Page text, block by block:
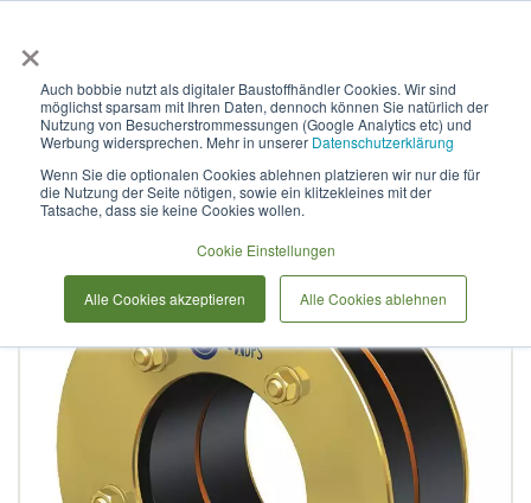
×
Auch bobbie nutzt als digitaler Baustoffhändler Cookies. Wir sind
möglichst sparsam mit Ihren Daten, dennoch können Sie natürlich der
Nutzung von Besucherstrommessungen (Google Analytics etc) und
Werbung widersprechen. Mehr in unserer Datenschutzerklärung
Wenn Sie die optionalen Cookies ablehnen platzieren wir nur die für
die Nutzung der Seite nötigen, sowie ein klitzekleines mit der
Tatsache, dass sie keine Cookies wollen.
Cookie Einstellungen
Alle Cookies akzeptieren Alle Cookies ablehnen
Curaflex D mit DPS DN 80 für
7,0 - 13,0 GGV / EPDM
Bildergalerie
springen